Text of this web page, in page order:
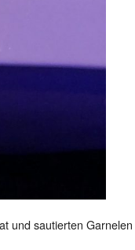
und sautierten Garnelen